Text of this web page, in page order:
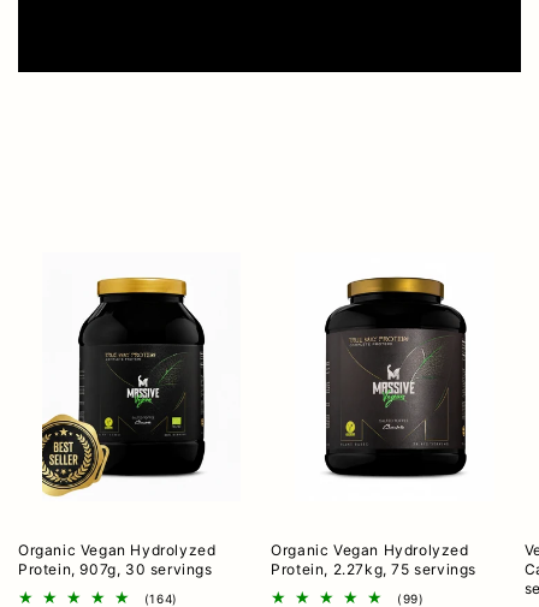
Organic Vegan Hydrolyzed
Protein, 907g, 30 servings
(164)
Organic Vegan Hydrolyzed
Protein, 2.27kg, 75 servings
(99)